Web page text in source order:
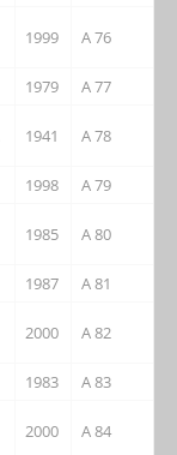
1999 A 76
1979
A 77
1941 A 78
1998
A 79
1985 A 80
1987
A 81
2000 A 82
1983
A 83
2000 A 84